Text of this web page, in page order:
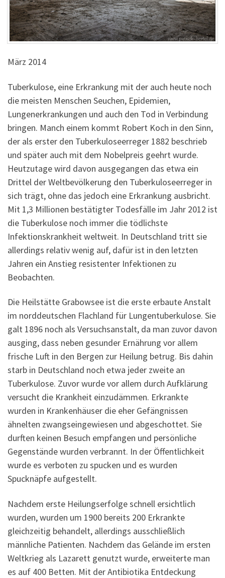
März 2014
Tuberkulose, eine Erkrankung mit der auch heute noch
die meisten Menschen Seuchen, Epidemien,
Lungenerkrankungen und auch den Tod in Verbindung
bringen. Manch einem kommt Robert Koch in den Sinn,
der als erster den Tuberkuloseerreger 1882 beschrieb
und später auch mit dem Nobelpreis geehrt wurde.
Heutzutage wird davon ausgegangen das etwa ein
Drittel der Weltbevölkerung den Tuberkuloseerreger in
sich trägt, ohne das jedoch eine Erkrankung ausbricht.
Mit 1,3 Millionen bestätigter Todesfälle im Jahr 2012 ist
die Tuberkulose noch immer die tödlichste
Infektionskrankheit weltweit. In Deutschland tritt sie
allerdings relativ wenig auf, dafür ist in den letzten
Jahren ein Anstieg resistenter Infektionen zu
Beobachten.
Die Heilstätte Grabowsee ist die erste erbaute Anstalt
im norddeutschen Flachland für Lungentuberkulose. Sie
galt 1896 noch als Versuchsanstalt, da man zuvor davon
ausging, dass neben gesunder Ernährung vor allem
frische Luft in den Bergen zur Heilung betrug. Bis dahin
starb in Deutschland noch etwa jeder zweite an
Tuberkulose. Zuvor wurde vor allem durch Aufklärung
versucht die Krankheit einzudämmen. Erkrankte
wurden in Krankenhäuser die eher Gefängnissen
ähnelten zwangseingewiesen und abgeschottet. Sie
durften keinen Besuch empfangen und persönliche
Gegenstände wurden verbrannt. In der Öffentlichkeit
wurde es verboten zu spucken und es wurden
Spucknäpfe aufgestellt.
Nachdem erste Heilungserfolge schnell ersichtlich
wurden, wurden um 1900 bereits 200 Erkrankte
gleichzeitig behandelt, allerdings ausschließlich
männliche Patienten. Nachdem das Gelände im ersten
Weltkrieg als Lazarett genutzt wurde, erweiterte man
es auf 400 Betten. Mit der Antibiotika Entdeckung